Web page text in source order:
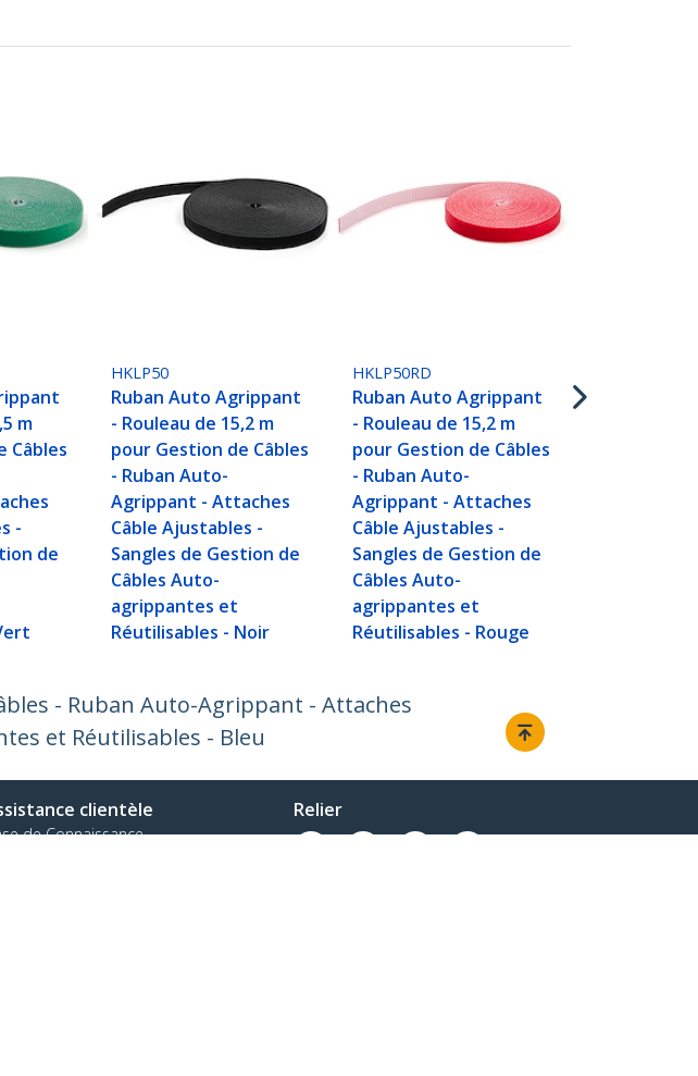
m
Câbles
-
de
HKLP50
Ruban Auto Agrippant
- Rouleau de 15,2 m
pour Gestion de Câbles
- Ruban Auto-
Agrippant - Attaches
Câble Ajustables -
Sangles de Gestion de
Câbles Auto-
agrippantes et
Réutilisables - Noir
HKLP50RD
Ruban Auto Agrippant
- Rouleau de 15,2 m
pour Gestion de Câbles
- Ruban Auto-
Agrippant - Attaches
Câble Ajustables -
Sangles de Gestion de
Câbles Auto-
agrippantes et
Réutilisables - Rouge
- Ruban Auto-Agrippant - Attaches
et Réutilisables - Bleu
clientèle
de Connaissance
Relier